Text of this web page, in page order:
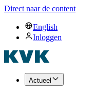
Direct naar de content
English
Inloggen
Actueel